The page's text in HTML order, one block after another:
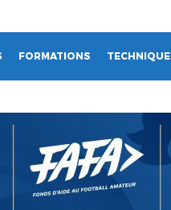
FORMATIONS TECHNIQUE